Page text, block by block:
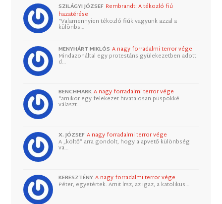
SZILÁGYI JÓZSEF Rembrandt: A tékozló fiú
hazatérése
"Valamennyien tékozló fiúk vagyunk azzal a
különbs…
MENYHÁRT MIKLÓS A nagy forradalmi terror vége
Mindazonáltal egy protestáns gyülekezetben adott
d…
BENCHMARK A nagy forradalmi terror vége
"amikor egy felekezet hivatalosan püspökké
választ…
X. JÓZSEF A nagy forradalmi terror vége
A „költő” arra gondolt, hogy alapvető különbség
va…
KERESZTÉNY A nagy forradalmi terror vége
Péter, egyetértek. Amit írsz, az igaz, a katolikus…